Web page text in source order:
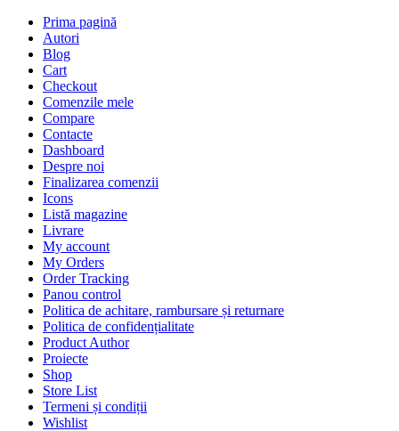
Prima pagină
Autori
Blog
Cart
Checkout
Comenzile mele
Compare
Contacte
Dashboard
Despre noi
Finalizarea comenzii
Icons
Listă magazine
Livrare
My account
My Orders
Order Tracking
Panou control
Politica de achitare, rambursare și returnare
Politica de confidențialitate
Product Author
Proiecte
Shop
Store List
Termeni și condiții
Wishlist